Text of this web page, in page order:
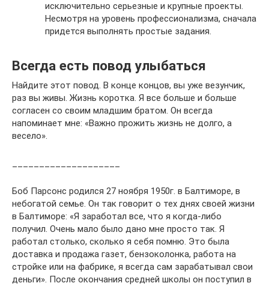
исключительно серьезные и крупные проекты.
Несмотря на уровень профессионализма, сначала
придется выполнять простые задания.
Всегда есть повод улыбаться
Найдите этот повод. В конце концов, вы уже везунчик,
раз вы живы. Жизнь коротка. Я все больше и больше
согласен со своим младшим братом. Он всегда
напоминает мне: «Важно прожить жизнь не долго, а
весело».
Боб Парсонс родился 27 ноября 1950г. в Балтиморе, в
небогатой семье. Он так говорит о тех днях своей жизни
в Балтиморе: «Я заработал все, что я когда-либо
получил. Очень мало было дано мне просто так. Я
работал столько, сколько я себя помню. Это была
доставка и продажа газет, бензоколонка, работа на
стройке или на фабрике, я всегда сам зарабатывал свои
деньги». После окончания средней школы он поступил в